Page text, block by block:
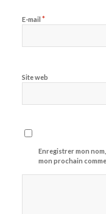
E-mail *
Site web
Enregistrer mon
mon prochain